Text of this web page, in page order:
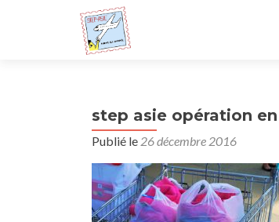
step asie opération
Publié le 26 décembre 2016